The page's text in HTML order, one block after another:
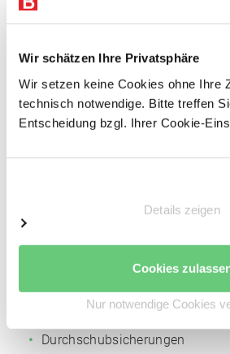
Wir schätzen Ihre Privatsphäre
Wir setzen keine Cookies ohne Ihre
technisch notwendige. Bitte treffen
Entscheidung bzgl. Ihrer Cookie-
Details zeigen
Cookies
Nur notwendige Cookies
sicheren, kraftschlüssigen
Inkl. zwei Sicherungsstiften je
gegen unbeabsichtigtes
Oberfläche pulverbeschichtet:
Gitterrostböden
Drahtgitterböden
Gitterrückwände
Durchschubsicherungen